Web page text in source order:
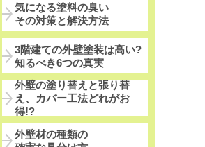
気になる塗料の臭い
その対策と解決方法
3階建ての外壁塗装は高い?
知るべき6つの真実
外壁の塗り替えと張り替
え、カバー工法どれがお
得!?
外壁材の種類の